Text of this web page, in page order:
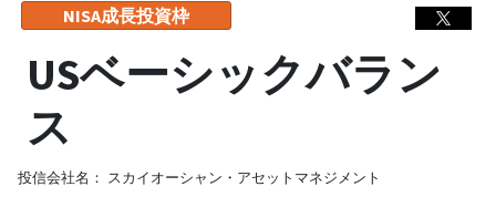
NISA成長投資枠
USベーシックバラン
ス
投信会社名： スカイオーシャン・アセットマネジメント